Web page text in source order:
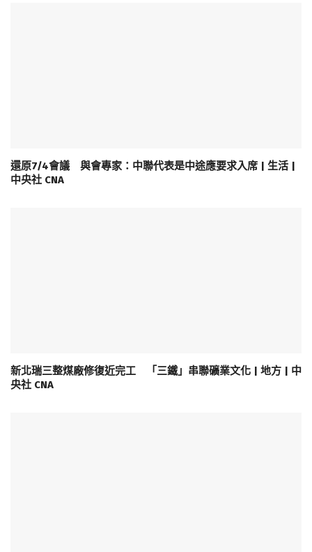
還原7/4會議 與會專家：中聯代表是中途應要求入席 | 生活 |
中央社 CNA
新北瑞三整煤廠修復近完工 「三鐵」串聯礦業文化 | 地方 | 中
央社 CNA